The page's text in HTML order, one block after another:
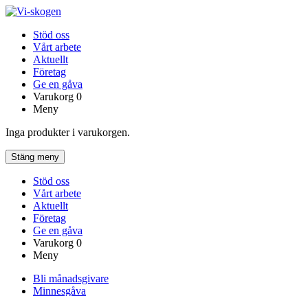
Stöd oss
Vårt arbete
Aktuellt
Företag
Ge en gåva
Varukorg 0
Meny
Inga produkter i varukorgen.
Stäng meny
Stöd oss
Vårt arbete
Aktuellt
Företag
Ge en gåva
Varukorg 0
Meny
Bli månadsgivare
Minnesgåva